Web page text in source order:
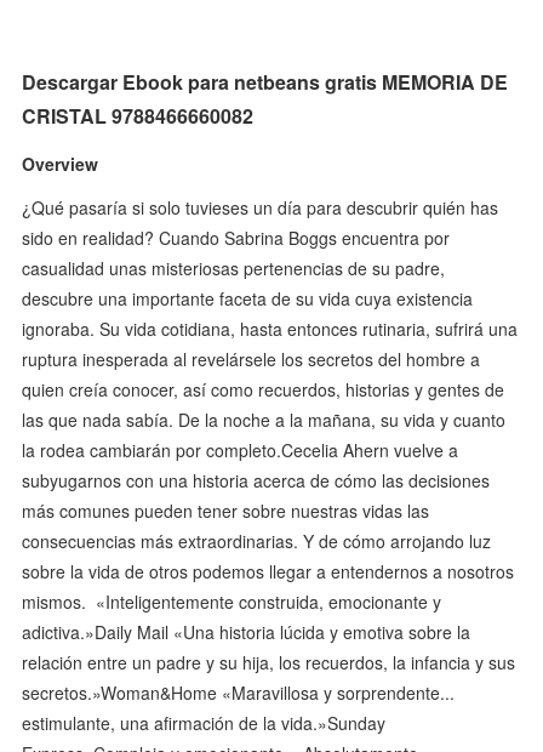
Descargar Ebook para netbeans gratis MEMORIA DE
CRISTAL 9788466660082
Overview
¿Qué pasaría si solo tuvieses un día para descubrir quién has
sido en realidad? Cuando Sabrina Boggs encuentra por
casualidad unas misteriosas pertenencias de su padre,
descubre una importante faceta de su vida cuya existencia
ignoraba. Su vida cotidiana, hasta entonces rutinaria, sufrirá una
ruptura inesperada al revelársele los secretos del hombre a
quien creía conocer, así como recuerdos, historias y gentes de
las que nada sabía. De la noche a la mañana, su vida y cuanto
la rodea cambiarán por completo.Cecelia Ahern vuelve a
subyugarnos con una historia acerca de cómo las decisiones
más comunes pueden tener sobre nuestras vidas las
consecuencias más extraordinarias. Y de cómo arrojando luz
sobre la vida de otros podemos llegar a entendernos a nosotros
mismos. «Inteligentemente construida, emocionante y
adictiva.»Daily Mail «Una historia lúcida y emotiva sobre la
relación entre un padre y su hija, los recuerdos, la infancia y sus
secretos.»Woman&Home «Maravillosa y sorprendente...
estimulante, una afirmación de la vida.»Sunday